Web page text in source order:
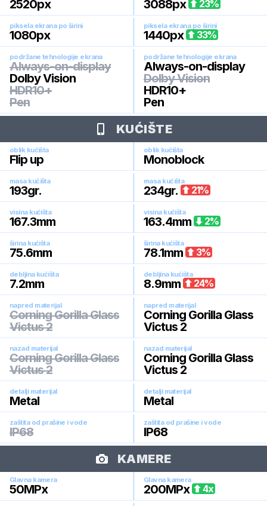
2520px 3088px 23%
piksela ekrana po širini
1080px
piksela ekrana po širini
1440px 33%
podržane tehnologije ekrana
Always-on-display
Dolby Vision
HDR10+
Pen
podržane tehnologije ekrana
Always-on-display
Dolby Vision
HDR10+
Pen
KUĆIŠTE
oblik kućišta
Flip up
oblik kućišta
Monoblock
masa kućišta
193gr.
masa kućišta
234gr. 21%
visina kućišta
167.3mm
visina kućišta
163.4mm 2%
širina kućišta
75.6mm
širina kućišta
78.1mm 3%
debljina kućišta
7.2mm
debljina kućišta
8.9mm 24%
napred materijal
Corning Gorilla Glass
Victus 2
napred materijal
Corning Gorilla Glass
Victus 2
nazad materijal
Corning Gorilla Glass
Victus 2
nazad materijal
Corning Gorilla Glass
Victus 2
detalji materijal
Metal
detalji materijal
Metal
zaštita od prašine i vode
IP68
zaštita od prašine i vode
IP68
KAMERE
Glavna kamera
50MPx
Glavna kamera
200MPx 4x